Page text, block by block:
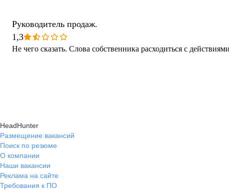
Руководитель продаж.
1,3
Не чего сказать. Слова собственника расходиться с
HeadHunter
Размещение вакансий
Поиск по резюме
О компании
Наши вакансии
Реклама на сайте
Требования к ПО